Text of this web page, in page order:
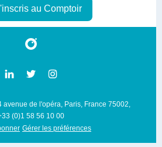
au Comptoir
avenue de l'opéra, Paris, France 75002,
(0)1 58 56 10 00
Gérer les préférences